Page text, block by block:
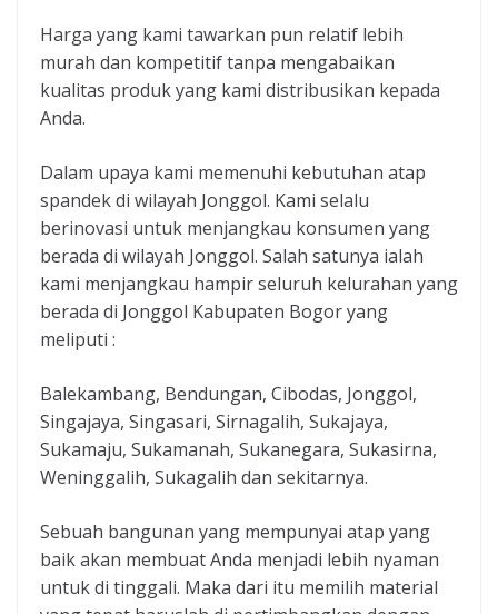
Harga yang kami tawarkan pun relatif lebih
murah dan kompetitif tanpa mengabaikan
kualitas produk yang kami distribusikan kepada
Anda.
Dalam upaya kami memenuhi kebutuhan atap
spandek di wilayah Jonggol. Kami selalu
berinovasi untuk menjangkau konsumen yang
berada di wilayah Jonggol. Salah satunya ialah
kami menjangkau hampir seluruh kelurahan yang
berada di Jonggol Kabupaten Bogor yang
meliputi :
Balekambang, Bendungan, Cibodas, Jonggol,
Singajaya, Singasari, Sirnagalih, Sukajaya,
Sukamaju, Sukamanah, Sukanegara, Sukasirna,
Weninggalih, Sukagalih dan sekitarnya.
Sebuah bangunan yang mempunyai atap yang
baik akan membuat Anda menjadi lebih nyaman
untuk di tinggali. Maka dari itu memilih material